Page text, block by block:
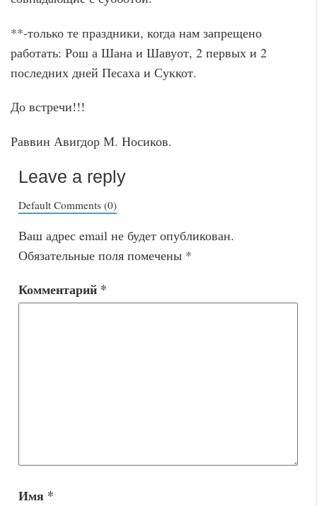
**-только те праздники, когда нам запрещено
работать: Рош а Шана и Шавуот, 2 первых и 2
последних дней Песаха и Суккот.
До встречи!!!
Раввин Авигдор М. Носиков.
Leave a reply
Default Comments (0)
Ваш адрес email не будет опубликован.
Обязательные поля помечены *
Комментарий *
Имя *